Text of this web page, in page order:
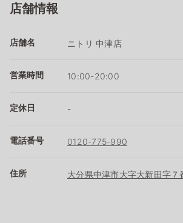
店舗情報
店舗名 ニトリ 中津店
営業時間 10:00-20:00
定休日 -
電話番号 0120-775-990
住所 大分県中津市大字大新田字